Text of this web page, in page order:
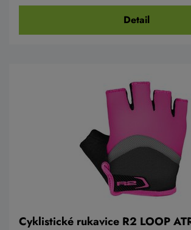
Detail
Cyklistické rukavice R2 LOOP